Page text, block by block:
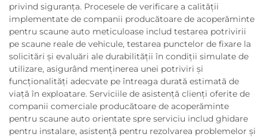
privind siguranța. Procesele de verificare a calității
implementate de companii producătoare de acoperăminte
pentru scaune auto meticuloase includ testarea potrivirii
pe scaune reale de vehicule, testarea punctelor de fixare la
solicitări și evaluări ale durabilității în condiții simulate de
utilizare, asigurând menținerea unei potriviri și
funcționalități adecvate pe întreaga durată estimată de
viață în exploatare. Serviciile de asistență clienți oferite de
companii comerciale producătoare de acoperăminte
pentru scaune auto orientate spre serviciu includ ghidare
pentru instalare, asistență pentru rezolvarea problemelor și